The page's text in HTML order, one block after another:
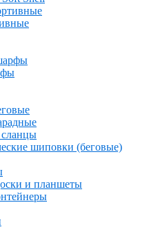
шиповки (беговые)
и планшеты